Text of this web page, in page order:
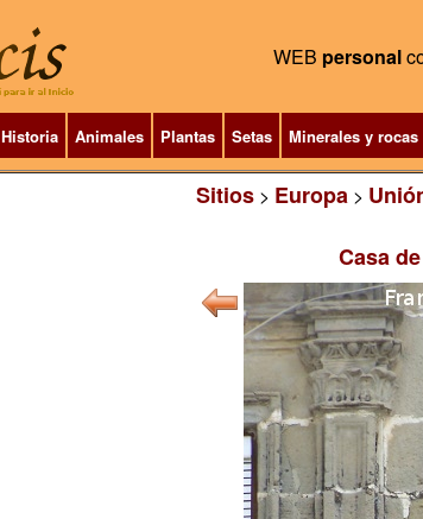
WEB personal
Historia Animales Plantas Setas Minerales y rocas
Sitios> Europa>
Casa